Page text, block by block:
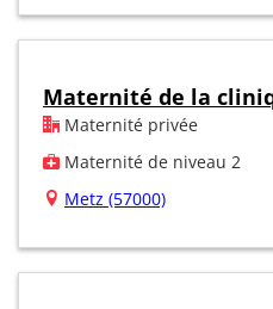
Maternité de la
Maternité privée
Maternité de niveau 2
Metz (57000)